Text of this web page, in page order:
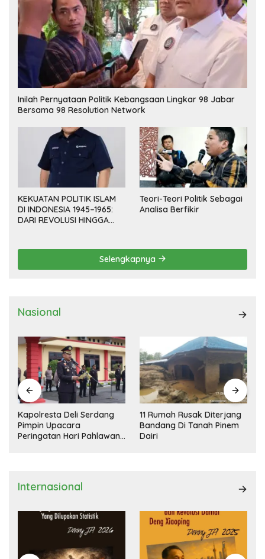
Inilah Pernyataan Politik Kebangsaan Lingkar 98 Jabar
Bersama 98 Resolution Network
KEKUATAN POLITIK ISLAM
DI INDONESIA 1945–1965:
DARI REVOLUSI HINGGA
Teori-Teori Politik Sebagai
Analisa Berfikir
Selengkapnya
Nasional
Kapolresta Deli Serdang
Pimpin Upacara
Peringatan Hari Pahlawan
11 Rumah Rusak Diterjang
Bandang Di Tanah Pinem
Dairi
Internasional